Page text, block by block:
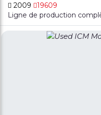
2009
19609
Ligne de production